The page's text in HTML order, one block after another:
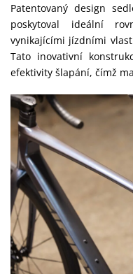
Patentovaný design
poskytoval ideální
vynikajícími jízdními
Tato inovativní
efektivity šlapání, čímž